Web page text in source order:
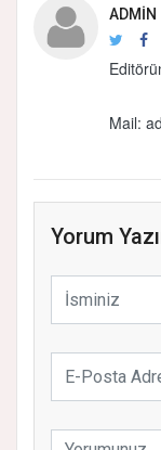
ADMIN
Mail:
Yorum